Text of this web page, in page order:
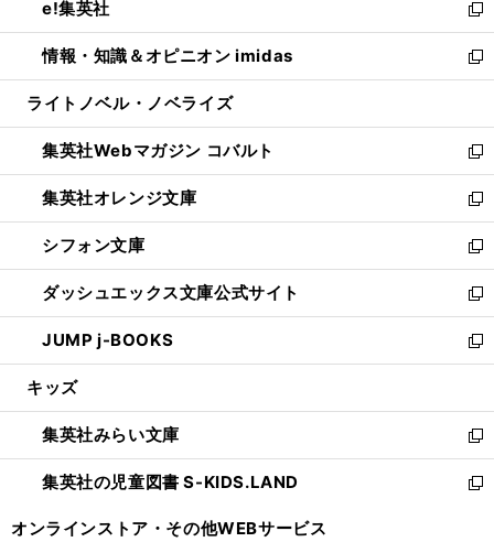
く
で
開
く
ド
ウ
で
開
ィ
ン
ド
ウ
開
く
い
ウ
ィ
ン
ウ
で
開
く
e!集英社
新
し
い
ウ
ン
ド
ウ
で
開
く
情報・知識＆オピニオン imidas
新
し
ウ
ィ
ン
ド
ウ
で
開
く
ライトノベル・ノベライズ
集英社Webマガジン コバルト
新
し
い
ウ
ィ
ン
ド
ウ
で
開
集英社オレンジ文庫
新
し
い
ウ
ィ
ン
ド
ウ
開
く
シフォン文庫
新
し
い
ウ
ィ
ン
ウ
で
開
く
ダッシュエックス文庫公式サイト
新
し
い
ウ
ン
ド
ウ
で
JUMP j-BOOKS
新
し
ウ
ィ
ン
ド
キッズ
集英社みらい文庫
新
し
い
集英社の児童図書 S-KIDS.LAND
新
オンラインストア・ その他WEBサービス